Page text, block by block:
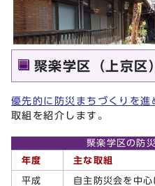
聚楽学区（上京区
優先的に防災まちづくりを進
取組を紹介します。
聚楽学区の防
年度
主な取組
平成
自主防災会を中